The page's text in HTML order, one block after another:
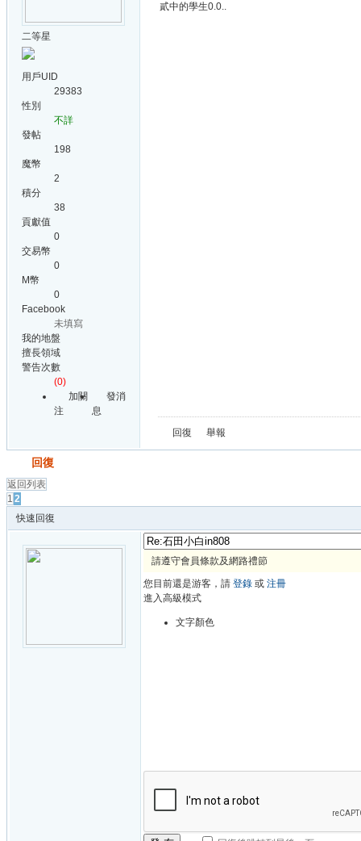
二等星
用戶UID
29383
性別
不詳
發帖
198
魔幣
2
積分
38
貢獻值
0
交易幣
0
M幣
0
Facebook
未填寫
我的地盤
擅長領域
警告次數
(0)
加關
注
發消
息
貳中的學生0.0..
回復 舉報
回復
返回列表
1 2
快速回復
請遵守會員條款及網路禮節
您目前還是游客，請 登錄 或 注冊
進入高級模式
文字顏色